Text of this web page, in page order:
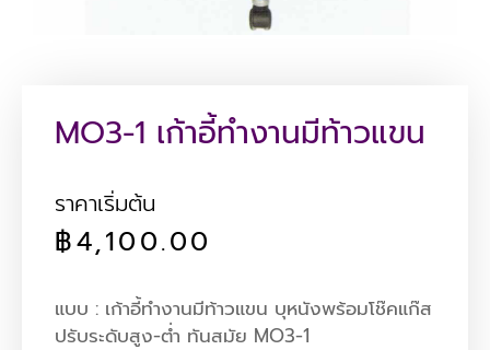
MO3-1 เก้าอี้ทำงานมีท้าวแขน
ราคาเริ่มต้น
฿4,100.00
แบบ : เก้าอี้ทำงานมีท้าวแขน บุหนังพร้อมโช๊คแก๊ส
ปรับระดับสูง-ต่ำ ทันสมัย MO3-1